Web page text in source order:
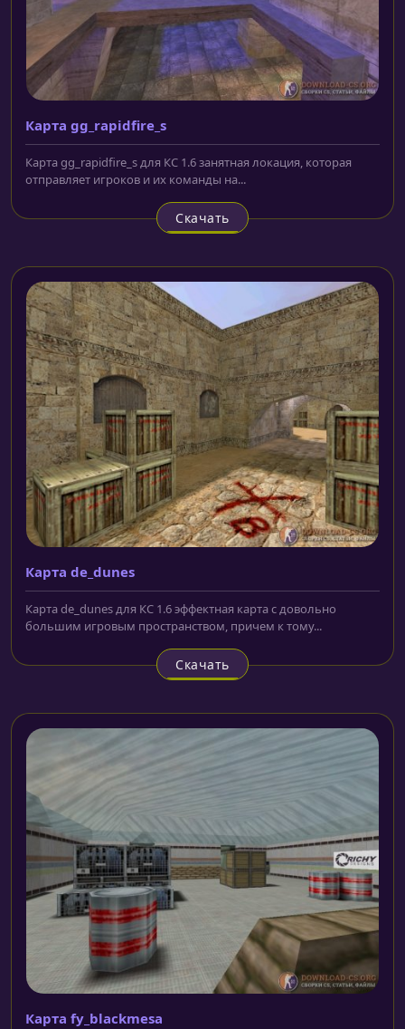
Карта gg_rapidfire_s
Карта gg_rapidfire_s для КС 1.6 занятная локация, которая
отправляет игроков и их команды на...
Скачать
Карта de_dunes
Карта de_dunes для КС 1.6 эффектная карта с довольно
большим игровым пространством, причем к тому...
Скачать
Карта fy_blackmesa